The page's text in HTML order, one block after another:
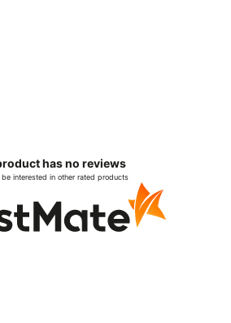
has no reviews
be interested in other rated products